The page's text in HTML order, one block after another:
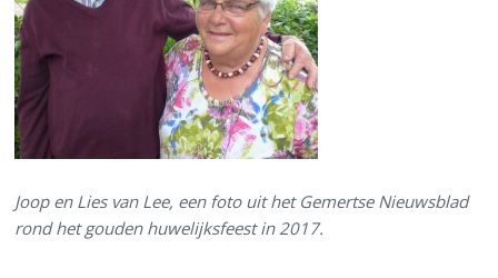
Joop en Lies van Lee, een foto uit het Gemertse Nieuwsblad
rond het gouden huwelijksfeest in 2017.